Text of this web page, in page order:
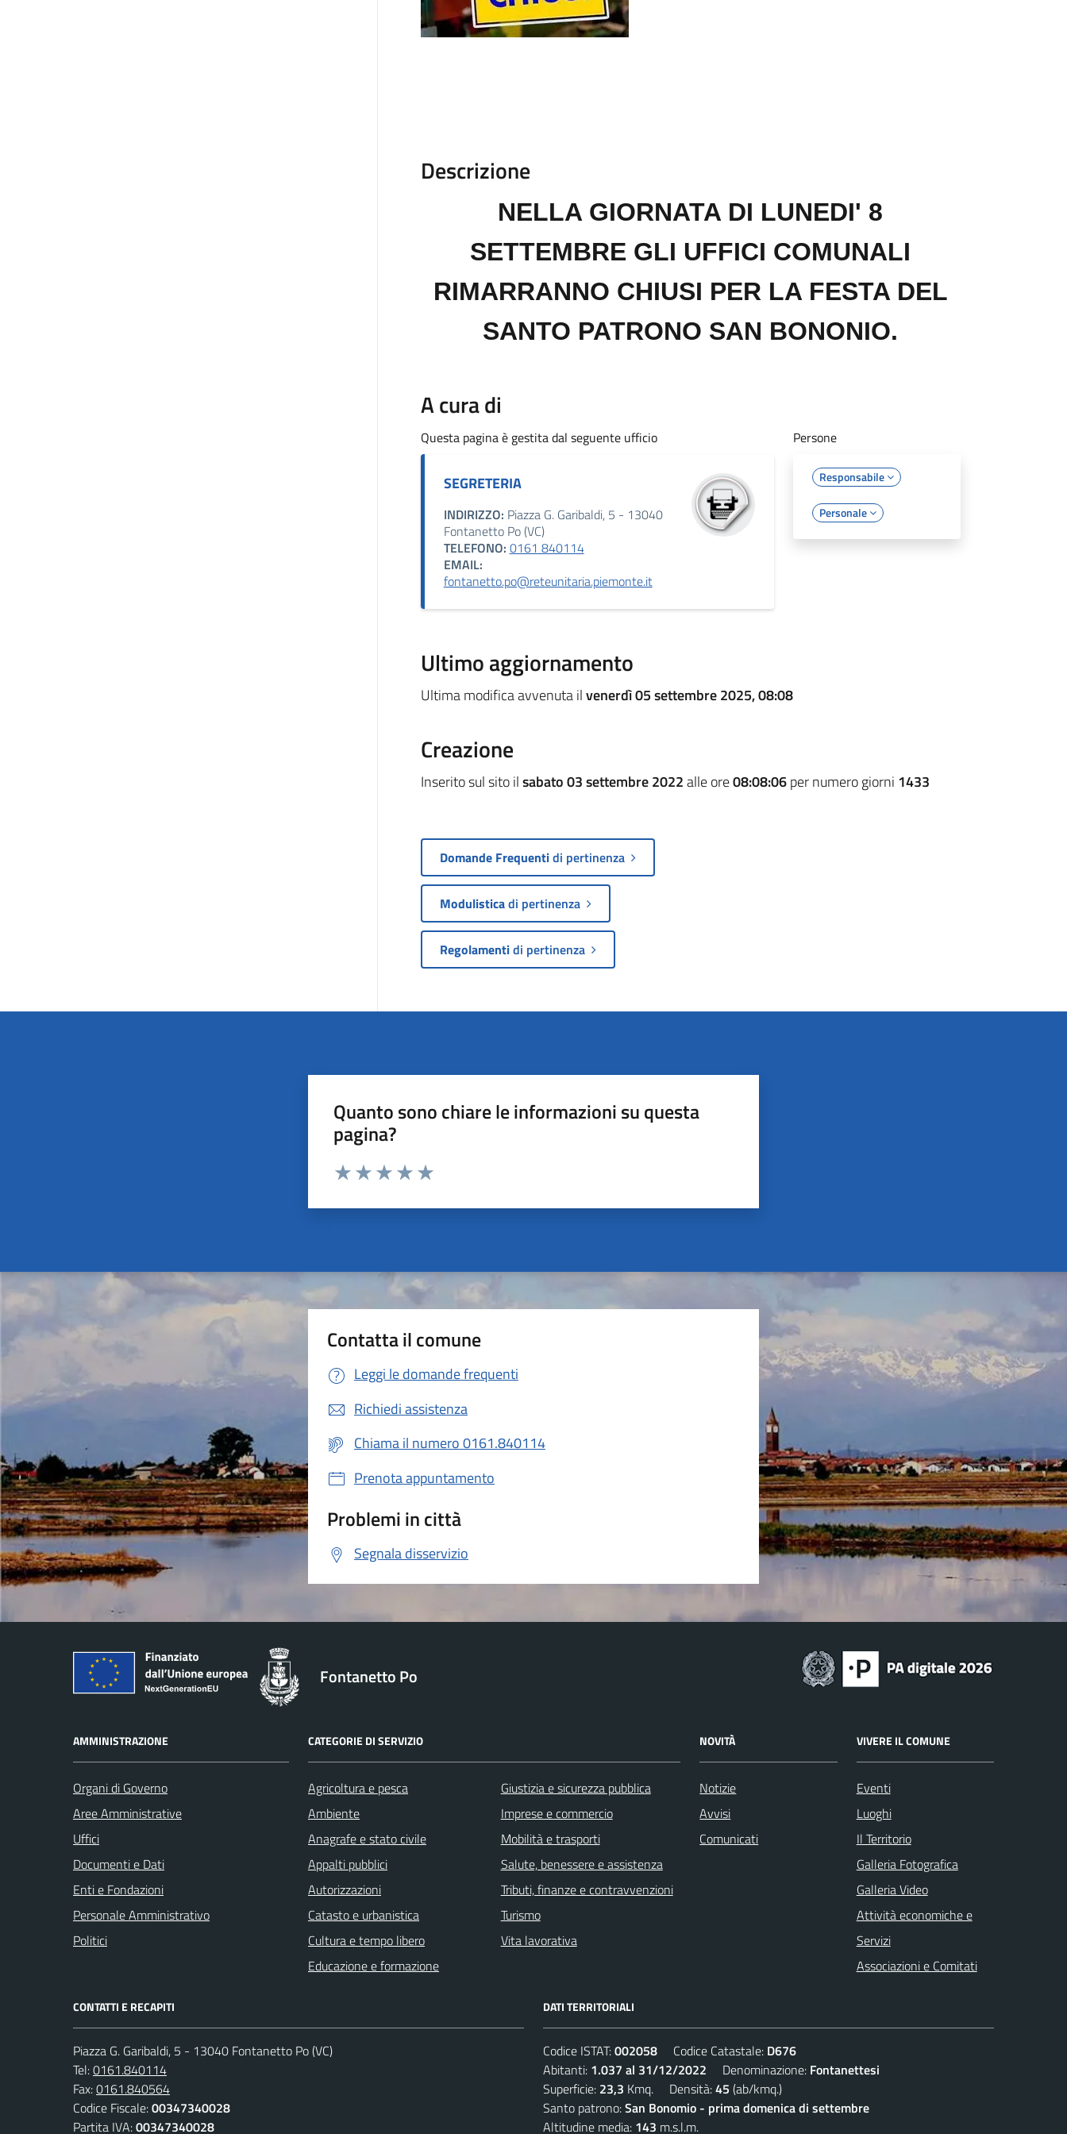
Descrizione
NELLA GIORNATA DI LUNEDI' 8
SETTEMBRE GLI UFFICI COMUNALI
RIMARRANNO CHIUSI PER LA FESTA DEL
SANTO PATRONO SAN BONONIO.
A cura di
Questa pagina è gestita dal seguente ufficio
SEGRETERIA
INDIRIZZO: Piazza G. Garibaldi, 5 - 13040
Fontanetto Po (VC)
TELEFONO: 0161 840114
EMAIL:
fontanetto.po@reteunitaria.piemonte.it
Persone
Responsabile
Personale
Ultimo aggiornamento
Ultima modifica avvenuta ilvenerdì 05 settembre 2025, 08:08
Creazione
Inserito sul sito ilsabato 03 settembre 2022alle ore08:08:06per numero giorni 1433
Domande Frequentidi pertinenza
Modulisticadi pertinenza
Regolamentidi pertinenza
Quanto sono chiare le informazioni su questa
pagina?
Valuta da 1 a 5 stelle la pagina
Contatta il comune
Leggi le domande frequenti
Richiedi assistenza
Chiama il numero 0161.840114
Prenota appuntamento
Problemi in città
Segnala disservizio
Fontanetto Po
AMMINISTRAZIONE
Organi di Governo
Aree Amministrative
Uffici
Documenti e Dati
Enti e Fondazioni
Personale Amministrativo
Politici
CATEGORIE DI SERVIZIO
Agricoltura e pesca
Ambiente
Anagrafe e stato civile
Appalti pubblici
Autorizzazioni
Catasto e urbanistica
Cultura e tempo libero
Educazione e formazione
Giustizia e sicurezza pubblica
Imprese e commercio
Mobilità e trasporti
Salute, benessere e assistenza
Tributi, finanze e contravvenzioni
Turismo
Vita lavorativa
NOVITÀ
Notizie
Avvisi
Comunicati
VIVERE IL COMUNE
Eventi
Luoghi
Il Territorio
Galleria Fotografica
Galleria Video
Attività economiche e
Servizi
Associazioni e Comitati
CONTATTI E RECAPITI
Piazza G. Garibaldi, 5 - 13040 Fontanetto Po (VC)
Tel:0161.840114
Fax:0161.840564
Codice Fiscale:00347340028
Partita IVA:00347340028
DATI TERRITORIALI
Codice ISTAT:002058 Codice Catastale: D676
Abitanti: 1.037 al 31/12/2022 Denominazione: Fontanettesi
Superficie: 23,3 Kmq. Densità:45 (ab/kmq.)
Santo patrono:San Bonomio - prima domenica di settembre
Altitudine media: 143 m.s.l.m.